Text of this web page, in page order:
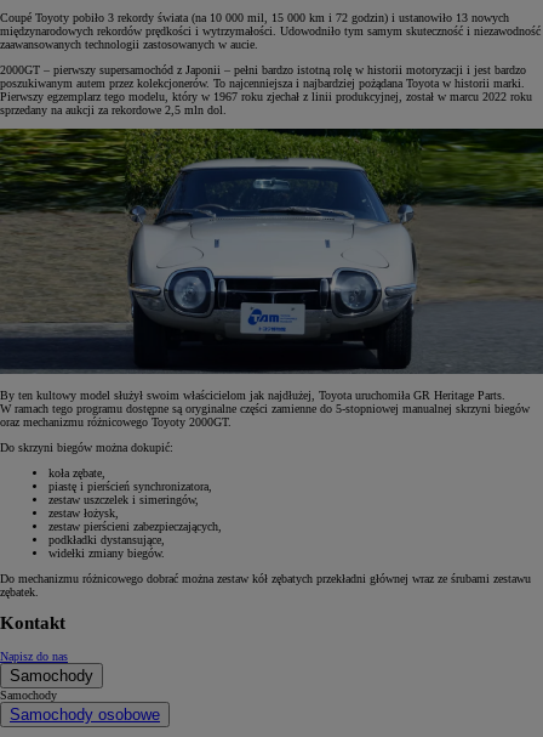
Coupé Toyoty pobiło 3 rekordy świata (na 10 000 mil, 15 000 km i 72 godzin) i ustanowiło 13 nowych
międzynarodowych rekordów prędkości i wytrzymałości. Udowodniło tym samym skuteczność i niezawodność
zaawansowanych technologii zastosowanych w aucie.
2000GT – pierwszy supersamochód z Japonii – pełni bardzo istotną rolę w historii motoryzacji i jest bardzo
poszukiwanym autem przez kolekcjonerów. To najcenniejsza i najbardziej pożądana Toyota w historii marki.
Pierwszy egzemplarz tego modelu, który w 1967 roku zjechał z linii produkcyjnej, został w marcu 2022 roku
sprzedany na aukcji za rekordowe 2,5 mln dol.
By ten kultowy model służył swoim właścicielom jak najdłużej, Toyota uruchomiła GR Heritage Parts.
W ramach tego programu dostępne są oryginalne części zamienne do 5-stopniowej manualnej skrzyni biegów
oraz mechanizmu różnicowego Toyoty 2000GT.
Do skrzyni biegów można dokupić:
koła zębate,
piastę i pierścień synchronizatora,
zestaw uszczelek i simeringów,
zestaw łożysk,
zestaw pierścieni zabezpieczających,
podkładki dystansujące,
widełki zmiany biegów.
Do mechanizmu różnicowego dobrać można zestaw kół zębatych przekładni głównej wraz ze śrubami zestawu
zębatek.
Kontakt
Napisz do nas
Samochody
Samochody
Samochody osobowe